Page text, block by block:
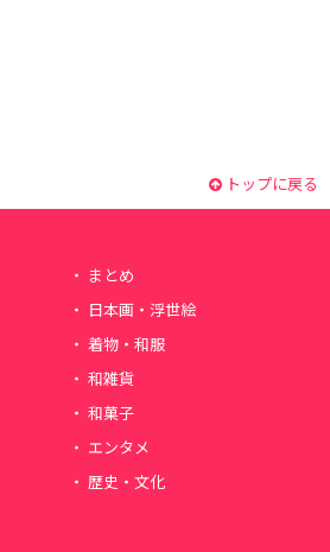
トップに戻る
まとめ
日本画・浮世絵
着物・和服
和雑貨
和菓子
エンタメ
歴史・文化